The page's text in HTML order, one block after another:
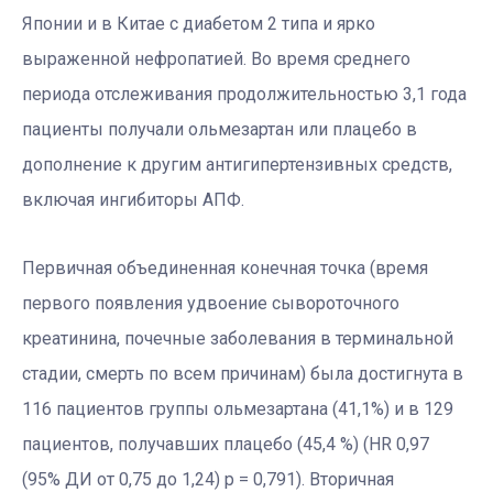
Японии и в Китае с диабетом 2 типа и ярко
выраженной нефропатией. Во время среднего
периода отслеживания продолжительностью 3,1 года
пациенты получали ольмезартан или плацебо в
дополнение к другим антигипертензивных средств,
включая ингибиторы АПФ.
Первичная объединенная конечная точка (время
первого появления удвоение сывороточного
креатинина, почечные заболевания в терминальной
стадии, смерть по всем причинам) была достигнута в
116 пациентов группы ольмезартана (41,1%) и в 129
пациентов, получавших плацебо (45,4 %) (HR 0,97
(95% ДИ от 0,75 до 1,24) p = 0,791). Вторичная